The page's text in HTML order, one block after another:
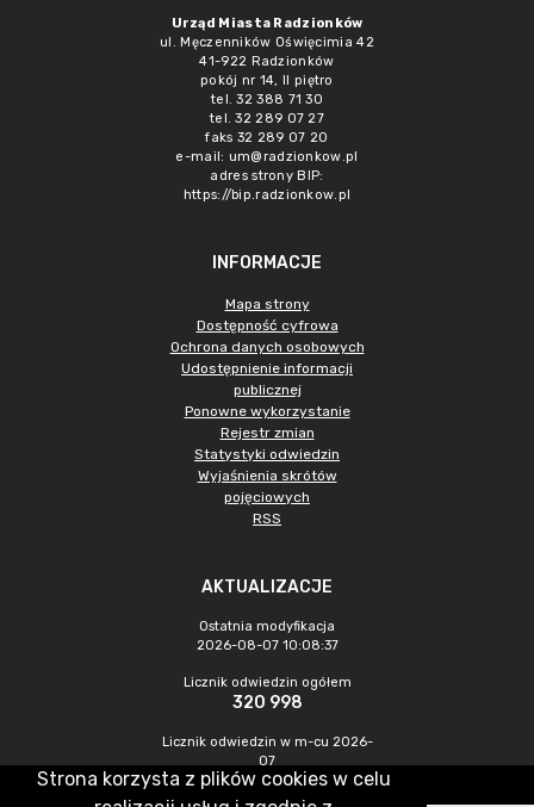
Urząd Miasta Radzionków
ul. Męczenników Oświęcimia 42
41-922 Radzionków
pokój nr 14, II piętro
tel. 32 388 71 30
tel. 32 289 07 27
faks 32 289 07 20
e-mail: um@radzionkow.pl
adres strony BIP:
https://bip.radzionkow.pl
INFORMACJE
Mapa strony
Dostępność cyfrowa
Ochrona danych osobowych
Udostępnienie informacji
publicznej
Ponowne wykorzystanie
Rejestr zmian
Statystyki odwiedzin
Wyjaśnienia skrótów
pojęciowych
RSS
AKTUALIZACJE
Ostatnia modyfikacja
2026-08-07 10:08:37
Licznik odwiedzin ogółem
320 998
Licznik odwiedzin w m-cu 2026-
07
1 057
Strona korzysta z plików cookies w celu